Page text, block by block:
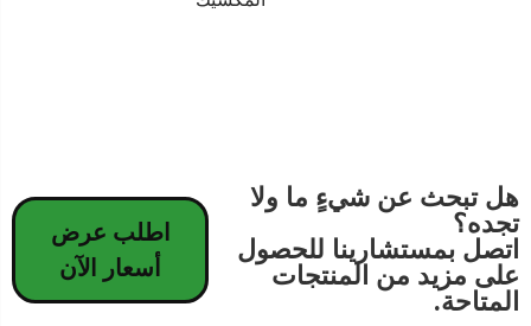
هل تبحث عن شيءٍ ما ولا
تجده؟
اتصل بمستشارينا للحصول
على مزيد من المنتجات
المتاحة.
اطلب عرض
أسعار الآن